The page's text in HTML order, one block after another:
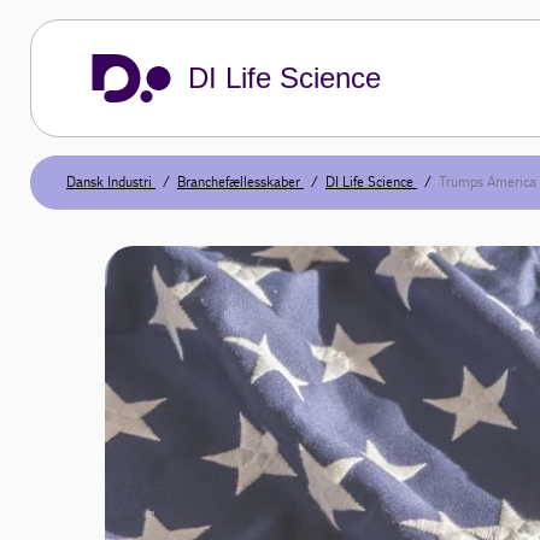
DI Life Science
Dansk Industri Branchefællesskaber DI Life Science Trumps